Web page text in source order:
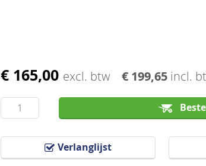
€ 165,00 excl. btw € 199,65 incl.
Verlanglijst